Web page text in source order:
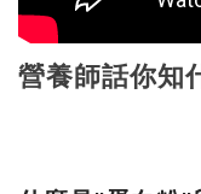
營養師話你知